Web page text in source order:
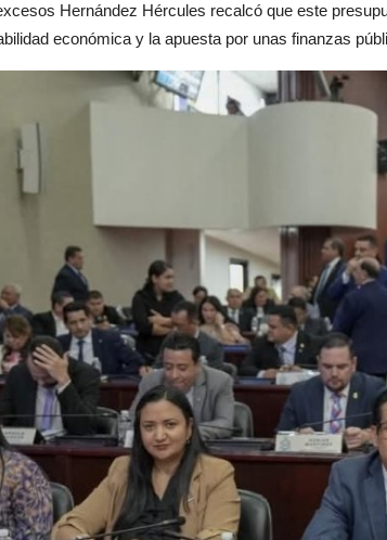
Hernández Hércules recalcó que este
económica y la apuesta por unas finanzas